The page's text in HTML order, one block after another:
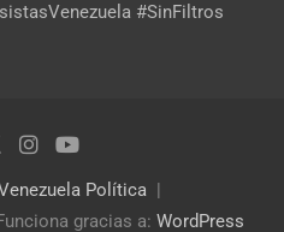
#SinFiltros
Política
gracias a: WordPress